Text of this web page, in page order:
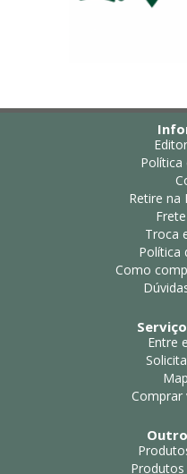
Retire na
Troca
Política
Como
Entre
Comprar